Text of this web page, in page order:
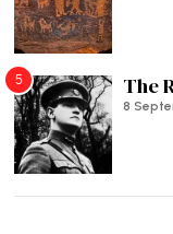
5 The
8